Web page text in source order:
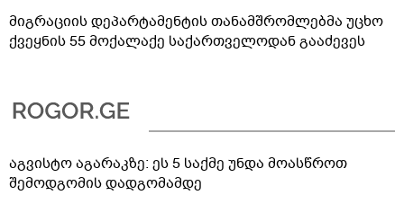
მიგრაციის დეპარტამენტის თანამშრომლებმა უცხო
ქვეყნის 55 მოქალაქე საქართველოდან გააძევეს
აგვისტო აგარაკზე: ეს 5 საქმე უნდა მოასწროთ
შემოდგომის დადგომამდე